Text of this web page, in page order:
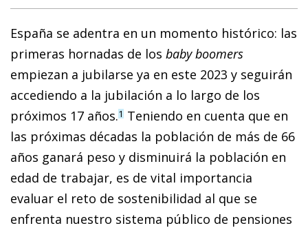
España se adentra en un momento histórico: las
primeras hornadas de los baby boomers
empiezan a jubilarse ya en este 2023 y seguirán
accediendo a la jubilación a lo largo de los
próximos 17 años.1 Teniendo en cuenta que en
las próximas décadas la población de más de 66
años ganará peso y disminuirá la población en
edad de trabajar, es de vital importancia
evaluar el reto de sostenibilidad al que se
enfrenta nuestro sistema público de pensiones